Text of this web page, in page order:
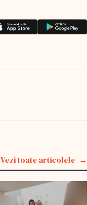
Vezi toate articolele